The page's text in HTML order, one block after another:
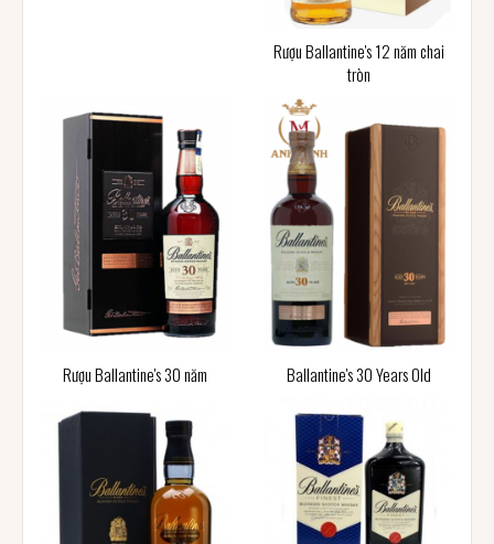
Rượu Ballantine's 12 năm chai
tròn
Rượu Ballantine's 30 năm Ballantine's 30 Years Old